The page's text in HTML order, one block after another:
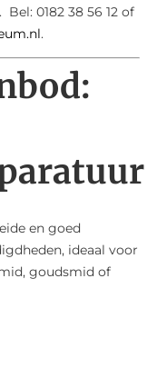
0182 38 56 12 of
.
en goed
ideaal voor
goudsmid of